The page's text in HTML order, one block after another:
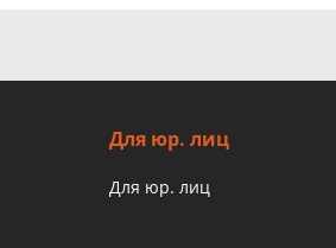
Для юр. лиц
Для юр. лиц